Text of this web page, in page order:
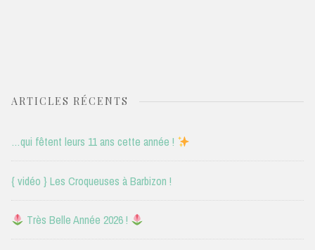
ARTICLES RÉCENTS
…qui fêtent leurs 11 ans cette année !
{ vidéo } Les Croqueuses à Barbizon !
Très Belle Année 2026 !